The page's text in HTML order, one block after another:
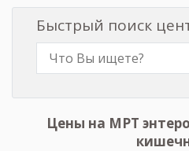
Быстрый поиск
Цены на МРТ